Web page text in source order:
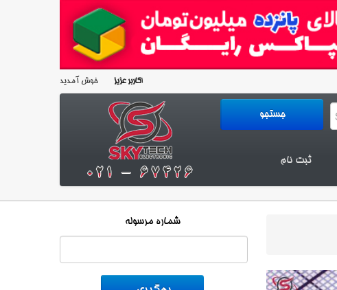
کاربر عزیزخوش آمدید!
ثبت نام
شماره مرسوله